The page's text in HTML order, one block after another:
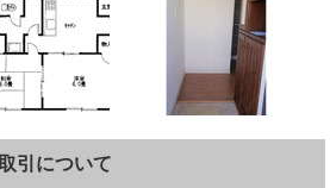
引について